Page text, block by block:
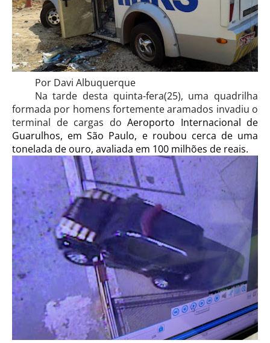
Por Davi Albuquerque
Na tarde desta quinta-fera(25), uma quadrilha
formada por homens fortemente aramados invadiu o
terminal de cargas do Aeroporto Internacional de
Guarulhos, em São Paulo, e roubou cerca de uma
tonelada de ouro, avaliada em 100 milhões de reais.